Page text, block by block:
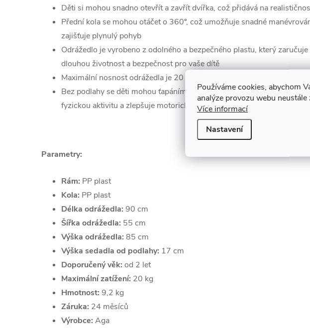
Používáme cookies, abychom
analýze provozu webu
Více informací
Nastavení
Děti si mohou snadno otevřít a zavřít dvířka, což přidává na
Přední kola se mohou otáčet o 360º, což umožňuje snadné
zajišťuje plynulý pohyb
Odrážedlo je vyrobeno z odolného a bezpečného plastu, který zaručuje
dlouhou životnost a bezpečnost pro vaše dítě
Maximální nosnost odrážedla je 20 kg, což je ideální pro děti od 2 let
Bez podlahy se děti mohou ťapáním samy rozjet, což podporuje jejich
fyzickou aktivitu a zlepšuje motorické dovednosti a koordinaci
Parametry:
Rám: PP plast
Kola: PP plast
Délka odrážedla: 90 cm
Šířka odrážedla: 55 cm
Výška odrážedla: 85 cm
Výška sedadla od podlahy: 17 cm
Doporučený věk: od 2 let
Maximální zatížení: 20 kg
Hmotnost: 9,2 kg
Záruka: 24 měsíců
Výrobce: Aga